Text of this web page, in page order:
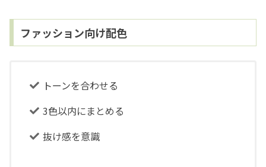
ファッション向け配色
トーンを合わせる
3色以内にまとめる
抜け感を意識